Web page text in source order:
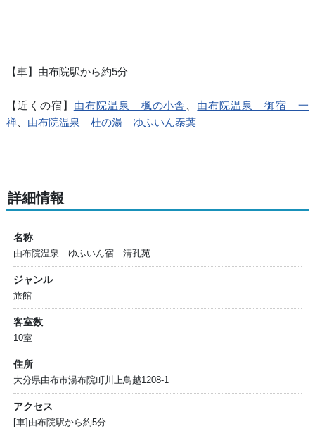
【車】由布院駅から約5分
【近くの宿】 由布院温泉 楓の小舎
由布院温泉 御宿 一
禅、 由布院温泉 杜の湯 ゆふいん泰葉
詳細情報
名称
由布院温泉 ゆふいん宿 清孔苑
ジャンル
旅館
客室数
10室
住所
大分県由布市湯布院町川上鳥越1208-1
アクセス
[車]由布院駅から約5分